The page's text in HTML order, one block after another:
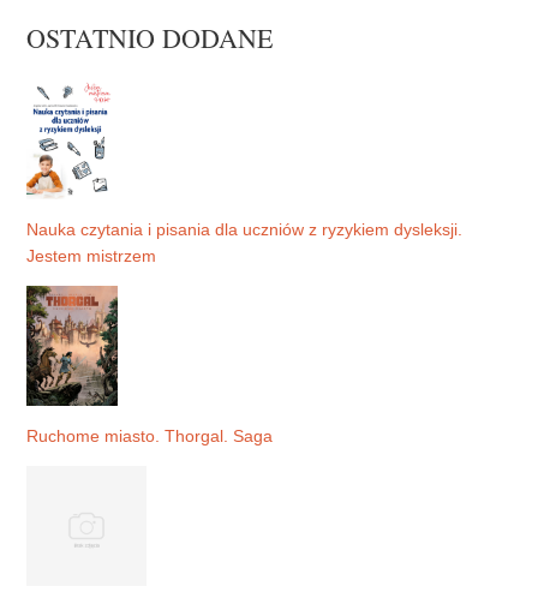
OSTATNIO DODANE
Nauka czytania i pisania dla uczniów z ryzykiem dysleksji.
Jestem mistrzem
Ruchome miasto. Thorgal. Saga